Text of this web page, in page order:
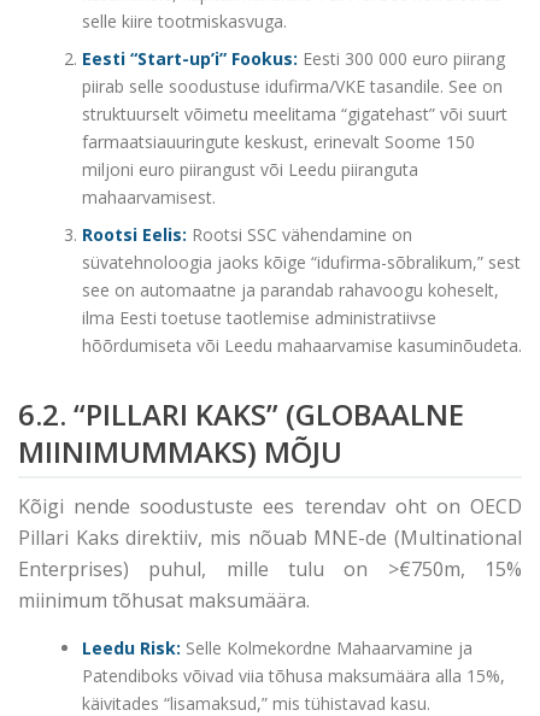
selle kiire tootmiskasvuga.
Eesti “Start-up’i” Fookus: Eesti 300 000 euro piirang
piirab selle soodustuse idufirma/VKE tasandile. See on
struktuurselt võimetu meelitama “gigatehast” või suurt
farmaatsiauuringute keskust, erinevalt Soome 150
miljoni euro piirangust või Leedu piiranguta
mahaarvamisest.
Rootsi Eelis: Rootsi SSC vähendamine on
süvatehnoloogia jaoks kõige “idufirma-sõbralikum,” sest
see on automaatne ja parandab rahavoogu koheselt,
ilma Eesti toetuse taotlemise administratiivse
hõõrdumiseta või Leedu mahaarvamise kasuminõudeta.
6.2. “PILLARI KAKS” (GLOBAALNE
MIINIMUMMAKS) MÕJU
Kõigi nende soodustuste ees terendav oht on OECD
Pillari Kaks direktiiv, mis nõuab MNE-de (Multinational
Enterprises) puhul, mille tulu on >€750m, 15%
miinimum tõhusat maksumäära.
Leedu Risk: Selle Kolmekordne Mahaarvamine ja
Patendiboks võivad viia tõhusa maksumäära alla 15%,
käivitades “lisamaksud,” mis tühistavad kasu.